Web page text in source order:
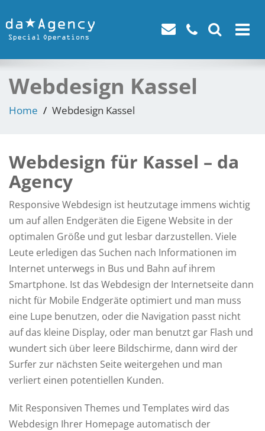
Toggle
Webdesign Kassel
Home Webdesign Kassel
Webdesign für Kassel – da
Agency
Responsive Webdesign ist heutzutage immens wichtig
um auf allen Endgeräten die Eigene Website in der
optimalen Größe und gut lesbar darzustellen. Viele
Leute erledigen das Suchen nach Informationen im
Internet unterwegs in Bus und Bahn auf ihrem
Smartphone. Ist das Webdesign der Internetseite dann
nicht für Mobile Endgeräte optimiert und man muss
eine Lupe benutzen, oder die Navigation passt nicht
auf das kleine Display, oder man benutzt gar Flash und
wundert sich über leere Bildschirme, dann wird der
Surfer zur nächsten Seite weitergehen und man
verliert einen potentiellen Kunden.
Mit Responsiven Themes und Templates wird das
Webdesign Ihrer Homepage automatisch der